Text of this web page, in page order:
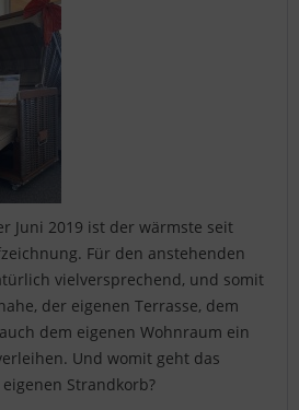
Juni 2019 ist der wärmste seit
Für den anstehenden
vielversprechend, und somit
der eigenen Terrasse, dem
dem eigenen Wohnraum ein
Und womit geht das
Strandkorb?